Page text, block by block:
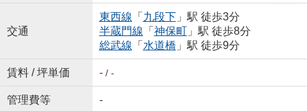
交通
東西線 「 九段下」駅 徒歩3分
半蔵門線 「 神保町」駅 徒歩8分
総武線 「 水道橋 」駅 徒歩9分
賃料 / 坪単価 -/ -
管理費等 -